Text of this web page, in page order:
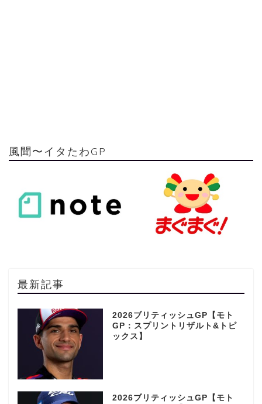
風聞〜イタたわGP
最新記事
2026ブリティッシュGP【モト
GP：スプリントリザルト&トピ
ックス】
2026ブリティッシュGP【モト